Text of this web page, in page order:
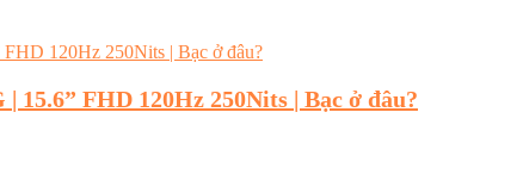
15.6” FHD 120Hz 250Nits | Bạc ở đâu?